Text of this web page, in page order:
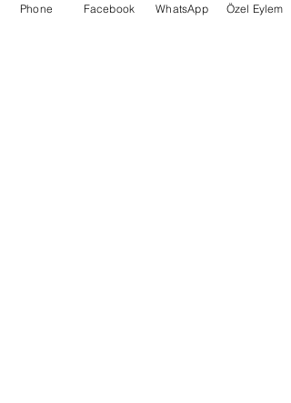
Yardım merkezi
Phone Facebook WhatsApp Özel Eylem